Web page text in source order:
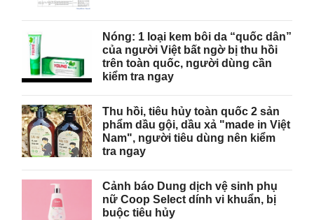
Nóng: 1 loại kem bôi da “quốc dân”
của người Việt bất ngờ bị thu hồi
trên toàn quốc, người dùng cần
kiểm tra ngay
Thu hồi, tiêu hủy toàn quốc 2 sản
phẩm dầu gội, dầu xả "made in Việt
Nam", người tiêu dùng nên kiểm
tra ngay
Cảnh báo Dung dịch vệ sinh phụ
nữ Coop Select dính vi khuẩn, bị
buộc tiêu hủy